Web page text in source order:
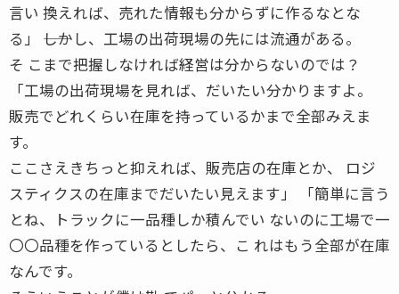
言い 換えれば、売れた情報も分からずに作るなとな
る」 ――しかし、工場の出荷現場の先には流通がある。
そ こまで把握しなければ経営は分からないのでは？
「工場の出荷現場を見れば、だいたい分かりますよ。
販売でどれくらい在庫を持っているかまで全部みえま
す。
ここさえきちっと抑えれば、販売店の在庫とか、 ロジ
スティクスの在庫までだいたい見えます」 「簡単に言う
とね、トラックに一品種しか積んでい ないのに工場で一
〇〇品種を作っているとしたら、こ れはもう全部が在庫
なんです。